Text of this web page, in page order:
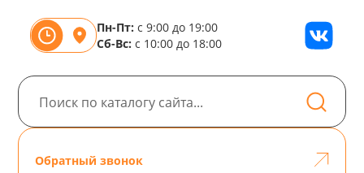
Пн-Пт: с 9:00 до 19:00
Сб-Вс: с 10:00 до 18:00
Обратный звонок